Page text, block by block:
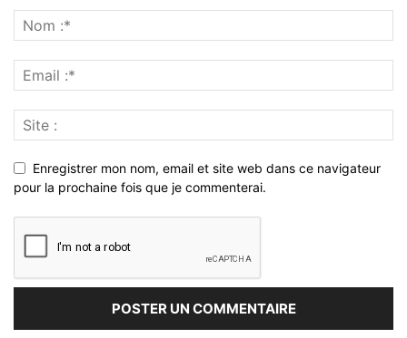
Enregistrer mon nom, email et site web dans ce navigateur
pour la prochaine fois que je commenterai.